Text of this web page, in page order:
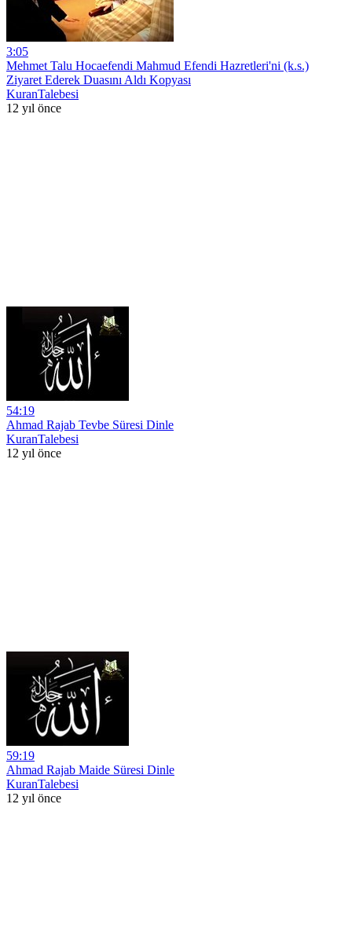
3:05
Mehmet Talu Hocaefendi Mahmud Efendi Hazretleri'ni (k.s.)
Ziyaret Ederek Duasını Aldı Kopyası
KuranTalebesi
12 yıl önce
54:19
Ahmad Rajab Tevbe Süresi Dinle
KuranTalebesi
12 yıl önce
59:19
Ahmad Rajab Maide Süresi Dinle
KuranTalebesi
12 yıl önce